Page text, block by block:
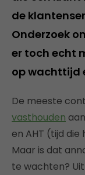
de
Onderzoek
er toch echt
op wachttijd
De meeste
vasthouden
en AHT (tijd
Maar is dat
te wachten?